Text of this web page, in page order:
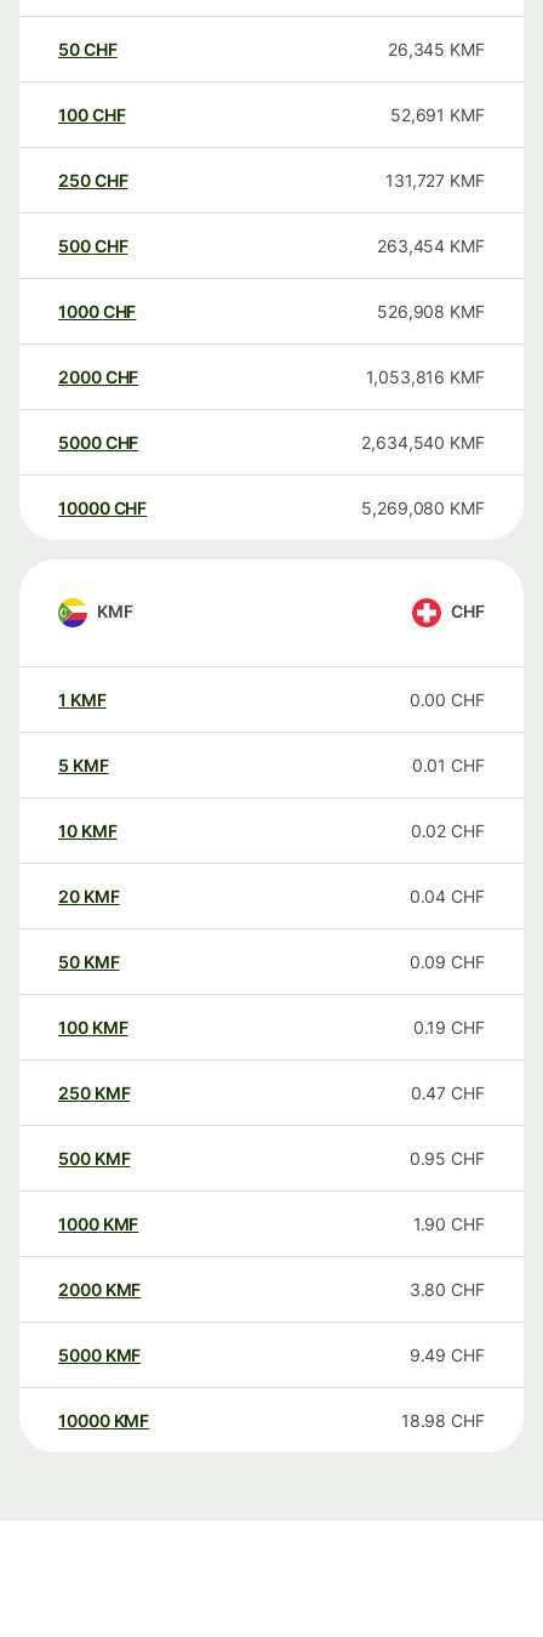
50CHF 26,345 KMF
100CHF 52,691 KMF
250CHF 131,727 KMF
500CHF 263,454 KMF
1000CHF 526,908 KMF
2000CHF 1,053,816 KMF
5000CHF 2,634,540 KMF
10000 CHF 5,269,080 KMF
KMF CHF
1 KMF 0.00 CHF
5 KMF 0.01 CHF
10 KMF 0.02 CHF
20 KMF 0.04 CHF
50 KMF 0.09 CHF
100 KMF 0.19 CHF
250 KMF 0.47 CHF
500 KMF 0.95 CHF
1000 KMF 1.90 CHF
2000 KMF 3.80 CHF
5000 KMF 9.49 CHF
10000 KMF 18.98 CHF